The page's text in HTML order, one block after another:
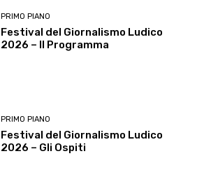
PRIMO PIANO
Festival del Giornalismo Ludico
2026 – Il Programma
PRIMO PIANO
Festival del Giornalismo Ludico
2026 – Gli Ospiti